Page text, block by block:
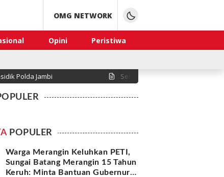
OMG NETWORK
Opini
Peristiwa
Polda Jambi Sengketa Lahan di Desa
POPULER
Warga Merangin Keluhkan PETI,
Sungai Batang Merangin 15 Tahun
Keruh: Minta Bantuan Gubernur